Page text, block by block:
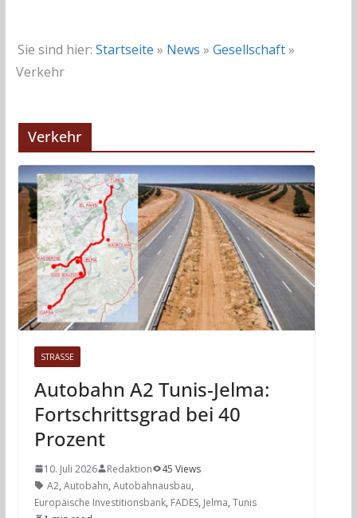
Sie sind hier: Startseite » News » Gesellschaft»
Verkehr
Verkehr
STRASSE
Autobahn A2 Tunis-Jelma:
Fortschrittsgrad bei 40
Prozent
10. Juli 2026 Redaktion
45 Views
A2, Autobahn, Autobahnausbau,
Europäische Investitionsbank, FADES, Jelma, Tunis